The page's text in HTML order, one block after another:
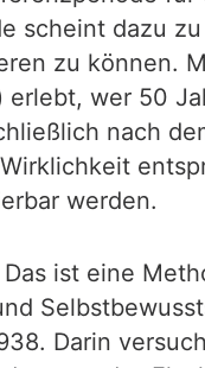
scheint dazu
zu können.
wer 50
nach
werden.
ist eine
Darin